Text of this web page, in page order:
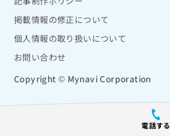
電話する
掲載情報の修正について
個人情報の取り扱いについて
お問い合わせ
Copyright © Mynavi Corporation